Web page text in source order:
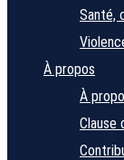
Santé,
À propos
À
Clause